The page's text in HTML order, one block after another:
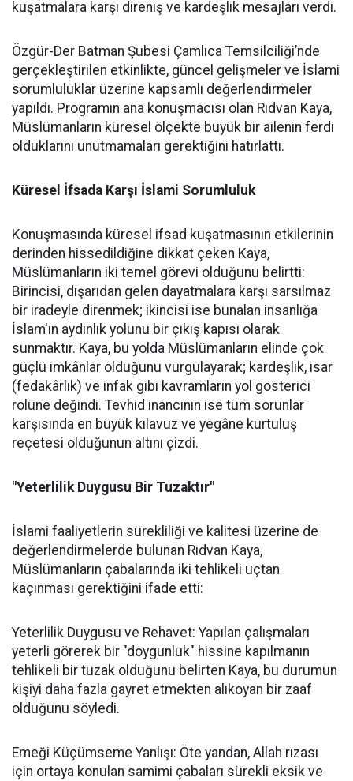
kuşatmalara karşı direniş ve kardeşlik mesajları verdi.
Özgür-Der Batman Şubesi Çamlıca Temsilciliği’nde
gerçekleştirilen etkinlikte, güncel gelişmeler ve İslami
sorumluluklar üzerine kapsamlı değerlendirmeler
yapıldı. Programın ana konuşmacısı olan Rıdvan Kaya,
Müslümanların küresel ölçekte büyük bir ailenin ferdi
olduklarını unutmamaları gerektiğini hatırlattı.
Küresel İfsada Karşı İslami Sorumluluk
Konuşmasında küresel ifsad kuşatmasının etkilerinin
derinden hissedildiğine dikkat çeken Kaya,
Müslümanların iki temel görevi olduğunu belirtti:
Birincisi, dışarıdan gelen dayatmalara karşı sarsılmaz
bir iradeyle direnmek; ikincisi ise bunalan insanlığa
İslam'ın aydınlık yolunu bir çıkış kapısı olarak
sunmaktır. Kaya, bu yolda Müslümanların elinde çok
güçlü imkânlar olduğunu vurgulayarak; kardeşlik, isar
(fedakârlık) ve infak gibi kavramların yol gösterici
rolüne değindi. Tevhid inancının ise tüm sorunlar
karşısında en büyük kılavuz ve yegâne kurtuluş
reçetesi olduğunun altını çizdi.
"Yeterlilik Duygusu Bir Tuzaktır"
İslami faaliyetlerin sürekliliği ve kalitesi üzerine de
değerlendirmelerde bulunan Rıdvan Kaya,
Müslümanların çabalarında iki tehlikeli uçtan
kaçınması gerektiğini ifade etti:
Yeterlilik Duygusu ve Rehavet: Yapılan çalışmaları
yeterli görerek bir "doygunluk" hissine kapılmanın
tehlikeli bir tuzak olduğunu belirten Kaya, bu durumun
kişiyi daha fazla gayret etmekten alıkoyan bir zaaf
olduğunu söyledi.
Emeği Küçümseme Yanlışı: Öte yandan, Allah rızası
için ortaya konulan samimi çabaları sürekli eksik ve